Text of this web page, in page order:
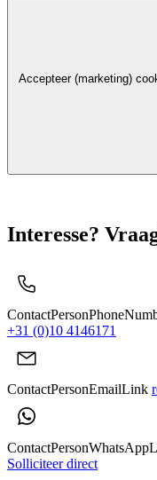
Accepteer (marketing)
Interesse?
+31 (0)10 4146171
ContactPersonEmailLink
Solliciteer direct